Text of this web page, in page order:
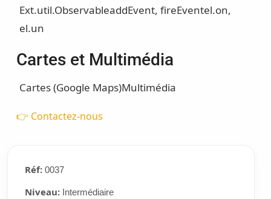
Ext.util.ObservableaddEvent, fireEventel.on,
el.un
Cartes et Multimédia
Cartes (Google Maps)Multimédia
👉 Contactez-nous
Réf:0037
Niveau:Intermédiaire